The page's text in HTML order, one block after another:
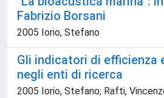
Fabrizio Borsani
2005 Iorio, Stefano
Gli indicatori di efficienza
negli enti di ricerca
2005 Iorio, Stefano; Rafti,